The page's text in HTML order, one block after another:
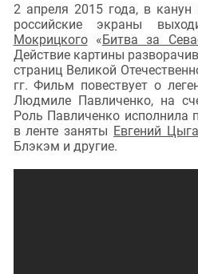
2 апреля 2015 года, в
российские экраны
Мокрицкого«Битва за
Действие картины
страниц Великой
гг. Фильм повествует о
Людмиле Павличенко, на
Роль Павличенко исполнила
в ленте заняты Евгений
Блэкэм и другие.